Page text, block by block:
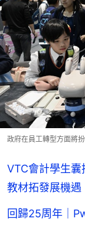
政府在員工轉型方面將
VTC會計學生
教材拓發展機遇
回歸25周年｜